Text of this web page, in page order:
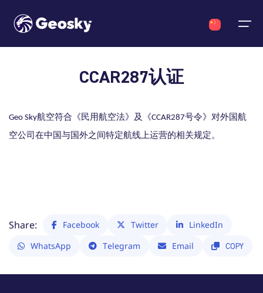
ACMI/包机服务
机队介绍
关于我们
合作伙伴
新闻动态
新闻动态
Chinese
English
English Georgian Chinese
CCAR287认证
Geo Sky航空符合《民用航空法》及《CCAR287号令》对外国航
空公司在中国与国外之间特定航线上运营的相关规定。
Share: Facebook Twitter
LinkedIn
WhatsApp
Telegram Email COPY